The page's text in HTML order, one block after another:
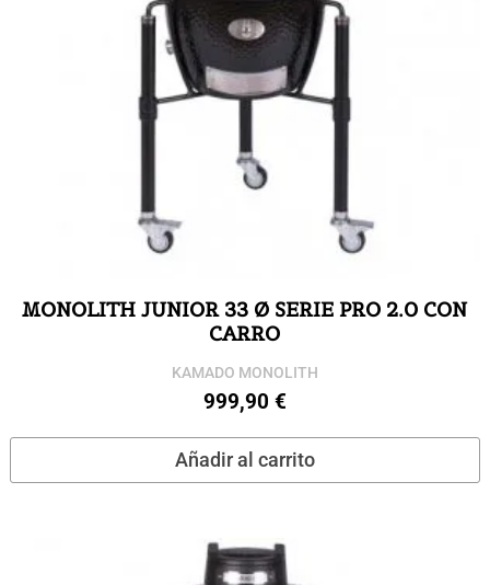
MONOLITH JUNIOR 33 Ø SERIE PRO 2.0 CON
CARRO
KAMADO MONOLITH
999,90 €
Añadir al carrito